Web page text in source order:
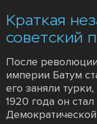
Краткая
советский
После революции
империи Батум
его заняли
1920 года он